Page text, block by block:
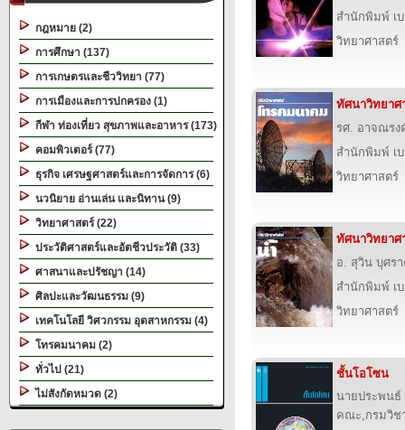
กฎหมาย (2)
การศึกษา (137)
การเกษตรและชีววิทยา (77)
การเมืองและการปกครอง (1)
กีฬา ท่องเที่ยว สุขภาพและอาหาร (173)
คอมพิวเตอร์ (77)
ธุรกิจ เศรษฐศาสตร์และการจัดการ (6)
นวนิยาย อ่านเล่น และนิทาน (9)
วิทยาศาสตร์ (22)
ประวัติศาสตร์และอัตชีวประวัติ (33)
ศาสนาและปรัชญา (14)
ศิลปะและวัฒนธรรม (9)
เทคโนโลยี วิศวกรรม อุตสาหกรรม (4)
โทรคมนาคม (2)
ทั่วไป (21)
ไม่สังกัดหมวด (2)
สำนักพิมพ์ เ
วิทยาศาสตร์
ทัศนาวิทยาศ
รศ. อาจณร
สำนักพิมพ์ เ
วิทยาศาสตร์
ทัศนาวิทยาศ
อ. สุวิน บุศร
สำนักพิมพ์ เ
วิทยาศาสตร์
ชั้นโอโซน
นายประพน
คณะ,กรมวิช